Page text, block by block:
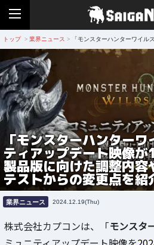
トップ > 業界ニュース > 「モンスターハンターワイ
「モンスターハンター
ティアップデート映像
製品版に向けた調整内容
テストからの変更点を紹
業界ニュース 2024.12.19(Thu)
株式会社カプコンは、「モンスタ